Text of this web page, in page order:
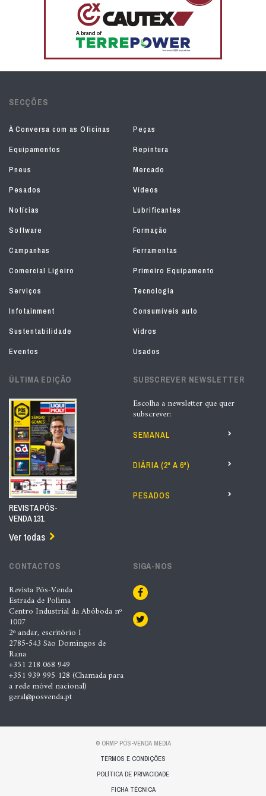
SECÇÕES
À Conversa com as Oficinas
Peças
Equipamentos
Repintura
Pneus
Mercado
Pesados
Vídeos
Notícias
Lubrificantes
Software
Formação
Campanhas
Ferramentas
Comercial Ligeiro
Primeiro Equipamento
Serviços
Tecnologia
Infotainment
Consumíveis auto
Sustentabilidade
Vidros
Eventos
Usados
ÚLTIMA EDIÇÃO
REVISTA PÓS-
VENDA 131
Ver todas
SUBSCREVER NEWSLETTER
Escolha a newsletter que quer
subscrever:
SEMANAL
DIÁRIA (2ª A 6ª)
PESADOS
CONTACTOS
Revista Pós-Venda
Estrada de Polima
Centro Industrial da Abóboda nº
1007
2º andar, escritório I
2785-543 São Domingos de
Rana
+351 218 068 949
+351 939 995 128 (Chamada para
a rede móvel nacional)
geral@posvenda.pt
SIGA-NOS
© ORMP PÓS-VENDA MEDIA
TERMOS E CONDIÇÕES
POLÍTICA DE PRIVACIDADE
FICHA TÉCNICA